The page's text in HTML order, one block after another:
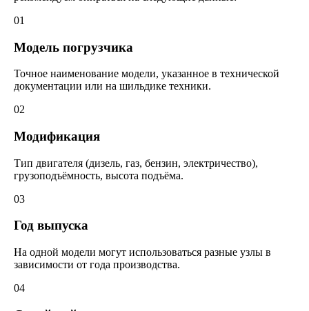
01
Модель погрузчика
Точное наименование модели, указанное в технической
документации или на шильдике техники.
02
Модификация
Тип двигателя (дизель, газ, бензин, электричество),
грузоподъёмность, высота подъёма.
03
Год выпуска
На одной модели могут использоваться разные узлы в
зависимости от года производства.
04